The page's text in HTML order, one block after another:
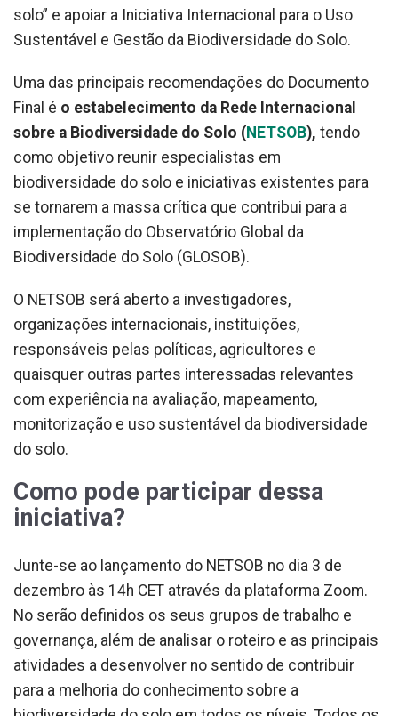
solo” e apoiar a Iniciativa Internacional para o Uso
Sustentável e Gestão da Biodiversidade do Solo.
Uma das principais recomendações do Documento
Final é o estabelecimento da Rede Internacional
sobre a Biodiversidade do Solo (NETSOB), tendo
como objetivo reunir especialistas em
biodiversidade do solo e iniciativas existentes para
se tornarem a massa crítica que contribui para a
implementação do Observatório Global da
Biodiversidade do Solo (GLOSOB).
O NETSOB será aberto a investigadores,
organizações internacionais, instituições,
responsáveis pelas políticas, agricultores e
quaisquer outras partes interessadas relevantes
com experiência na avaliação, mapeamento,
monitorização e uso sustentável da biodiversidade
do solo.
Como pode participar dessa
iniciativa?
Junte-se ao lançamento do NETSOB no dia 3 de
dezembro às 14h CET através da plataforma Zoom.
No serão definidos os seus grupos de trabalho e
governança, além de analisar o roteiro e as principais
atividades a desenvolver no sentido de contribuir
para a melhoria do conhecimento sobre a